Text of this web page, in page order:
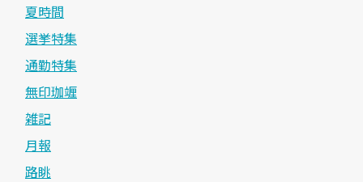
夏時間
選挙特集
通勤特集
無印珈竰
雑記
月報
路眺